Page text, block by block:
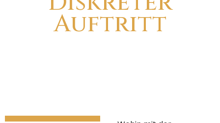
Auftritt